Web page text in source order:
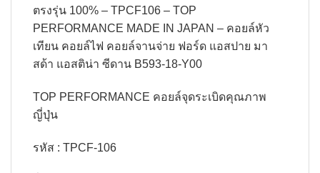
ตรงรุ่น 100% – TPCF106 – TOP
PERFORMANCE MADE IN JAPAN – คอยล์หัว
เทียน คอยล์ไฟ คอยล์จานจ่าย ฟอร์ด แอสปาย มา
สด้า แอสติน่า ซีดาน B593-18-Y00
TOP PERFORMANCE คอยล์จุดระเบิดคุณภาพ
ญี่ปุ่น
รหัส : TPCF-106